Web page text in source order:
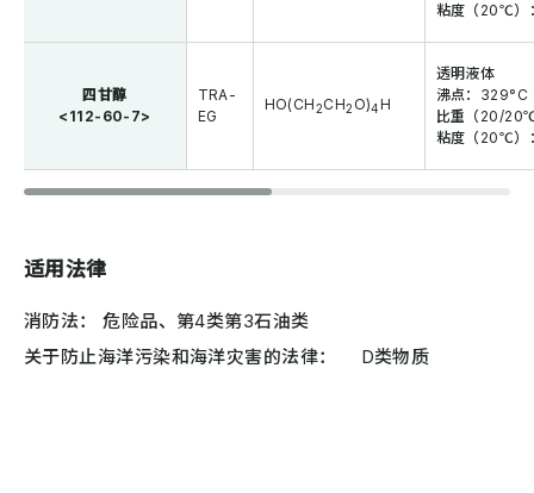
粘度（20℃
四甘醇
<112-60-7>
TRA-
EG
HO(CH2CH2 O)4H
透明液体
沸点：329°C
比重（20/
粘度（20℃）
适用法律
消防法： 危险品、第4类第3石油类
关于防止海洋污染和海洋灾害的法律： D类物质